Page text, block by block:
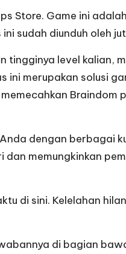
Store. Game ini
sudah diunduh oleh
level kalian,
ini merupakan solusi
Braindom
dengan berbagai
dan memungkinkan
di sini. Kelelahan
di bagian